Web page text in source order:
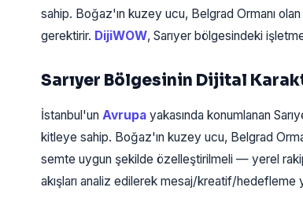
sahip. Boğaz'ın kuzey ucu, Belgrad Ormanı
gerektirir. DijiWOW, Sarıyer bölgesindeki
Sarıyer Bölgesinin Dijital
İstanbul'un Avrupa yakasında konumlanan
kitleye sahip. Boğaz'ın kuzey ucu, Belgrad
semte uygun şekilde özelleştirilmeli — yerel
akışları analiz edilerek mesaj/kreatif/hedefleme